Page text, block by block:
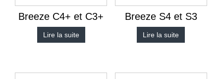
Breeze C4+ et C3+
Lire la suite
Breeze S4 et S3
Lire la suite